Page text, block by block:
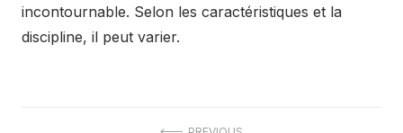
incontournable. Selon les caractéristiques et la
discipline, il peut varier.